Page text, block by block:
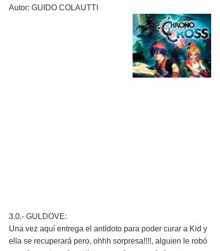
Autor: GUIDO COLAUTTI
3.0.- GULDOVE:
Una vez aquí entrega el antídoto para poder curar a Kid y
ella se recuperará pero, ohhh sorpresa!!!!, alguien le robó